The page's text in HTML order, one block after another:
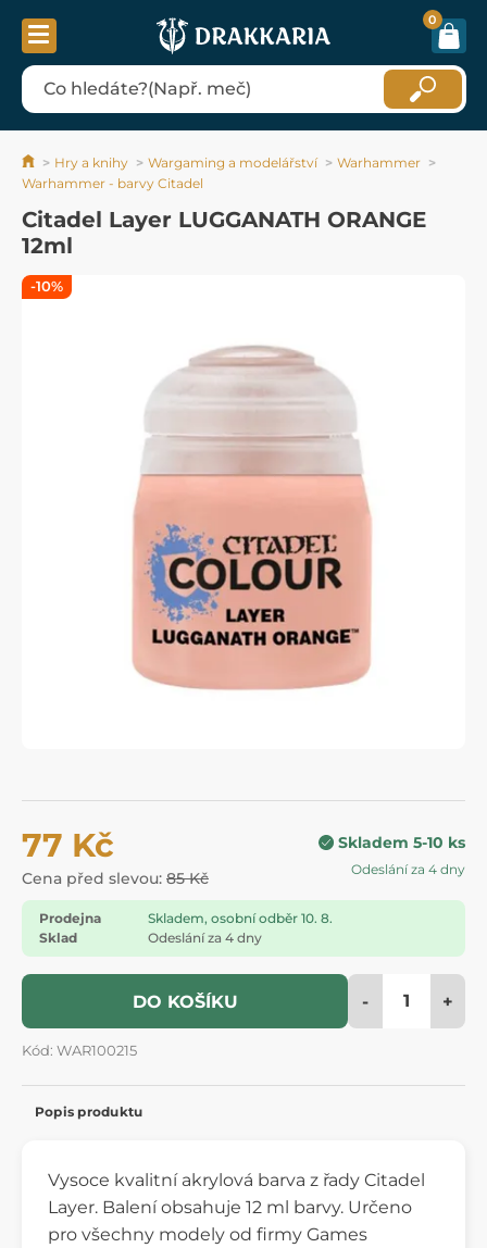
0
Hry a knihy Wargaming a modelářství
Warhammer
Warhammer - barvy Citadel
Citadel Layer LUGGANATH ORANGE
12ml
77 Kč
Cena před slevou: 85 Kč
Skladem 5-10 ks
Odeslání za 4 dny
Prodejna
Skladem, osobní odběr 10. 8.
Sklad
Odeslání za 4 dny
DO KOŠÍKU - +
Kód: WAR100215
-10%
Popis produktu
Vysoce kvalitní akrylová barva z řady Citadel
Layer. Balení obsahuje 12 ml barvy. Určeno
pro všechny modely od firmy Games